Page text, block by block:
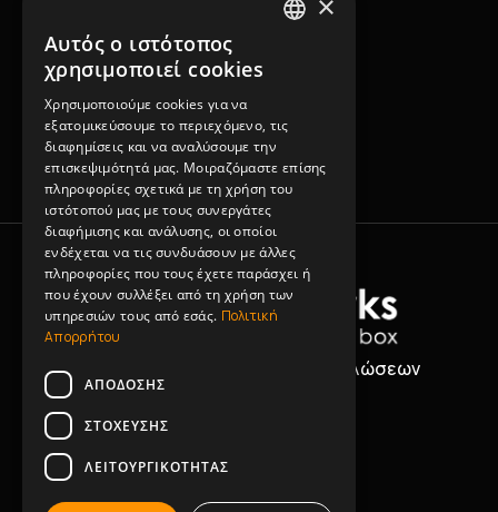
Μουσική & Ηχητική Κάλυψη Εκδηλώσεων
Αυτός ο ιστότοπος
χρησιμοποιεί cookies
Χρησιμοποιούμε cookies για να
εξατομικεύσουμε το περιεχόμενο, τις
διαφημίσεις και να αναλύσουμε την
επισκεψιμότητά μας. Μοιραζόμαστε επίσης
πληροφορίες σχετικά με τη χρήση του
ιστότοπού μας με τους συνεργάτες
διαφήμισης και ανάλυσης, οι οποίοι
ενδέχεται να τις συνδυάσουν με άλλες
πληροφορίες που τους έχετε παράσχει ή
που έχουν συλλέξει από τη χρήση των
υπηρεσιών τους από εσάς. Πολιτική
Απορρήτου
ΑΠΌΔΟΣΗΣ
ΣΤΌΧΕΥΣΗΣ
ΛΕΙΤΟΥΡΓΙΚΌΤΗΤΑΣ